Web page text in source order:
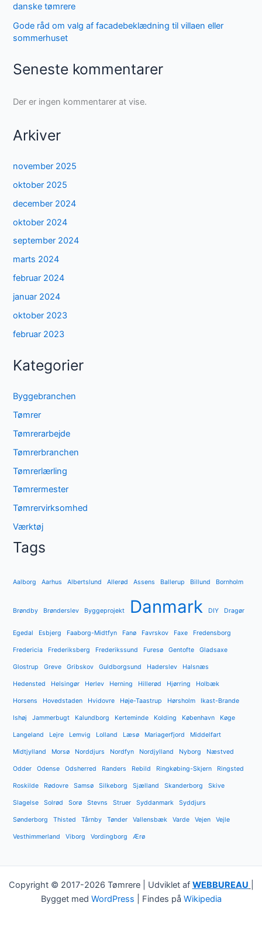
danske tømrere
Gode råd om valg af facadebeklædning til villaen eller
sommerhuset
Seneste kommentarer
Der er ingen kommentarer at vise.
Arkiver
november 2025
oktober 2025
december 2024
oktober 2024
september 2024
marts 2024
februar 2024
januar 2024
oktober 2023
februar 2023
Kategorier
Byggebranchen
Tømrer
Tømrerarbejde
Tømrerbranchen
Tømrerlærling
Tømrermester
Tømrervirksomhed
Værktøj
Tags
Aalborg Aarhus Albertslund Allerød Assens Ballerup Billund Bornholm
Brøndby Brønderslev Byggeprojekt Danmark DIY Dragør
Egedal Esbjerg Faaborg-Midtfyn Fanø Favrskov Faxe Fredensborg
Fredericia Frederiksberg Frederikssund Furesø Gentofte Gladsaxe
Glostrup Greve Gribskov Guldborgsund Haderslev Halsnæs
Hedensted Helsingør Herlev Herning Hillerød Hjørring Holbæk
Horsens Hovedstaden Hvidovre Høje-Taastrup Hørsholm Ikast-Brande
Ishøj Jammerbugt Kalundborg Kerteminde Kolding København Køge
Langeland Lejre Lemvig Lolland Læsø Mariagerfjord Middelfart
Midtjylland Morsø Norddjurs Nordfyn Nordjylland Nyborg Næstved
Odder Odense Odsherred Randers Rebild Ringkøbing-Skjern Ringsted
Roskilde Rødovre Samsø Silkeborg Sjælland Skanderborg Skive
Slagelse Solrød Sorø Stevns Struer Syddanmark Syddjurs
Sønderborg Thisted Tårnby Tønder Vallensbæk Varde Vejen Vejle
Vesthimmerland Viborg Vordingborg Ærø
Copyright © 2017-2026 Tømrere | Udviklet af WEBBUREAU
Bygget med WordPress | Findes på Wikipedia